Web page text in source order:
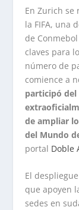
En Zurich se
la FIFA, una
de
claves para
número de
comience a
participó del
de ampliar
del Mundo
portal Doble
El
que apoyen
sedes en